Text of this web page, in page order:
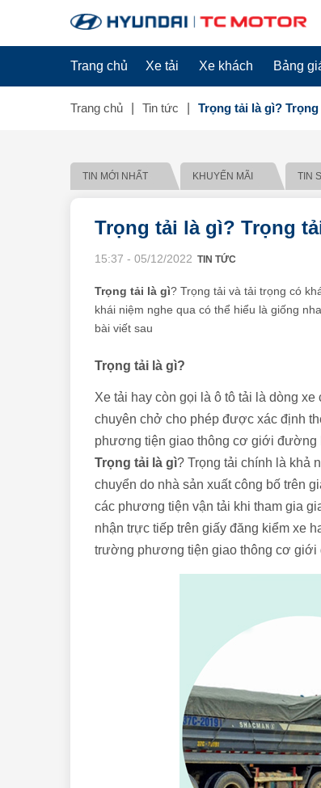
Trang chủ Xe tải Xe khách Bảng
Trang chủ Tin tức Trọng tải là gì?
TIN MỚI NHẤT KHUYẾN MÃI TIN
Trọng tải là gì? Trọng
15:37 - 05/12/2022 TIN TỨC
Trọng tải là gì? Trọng tải và tải trọng có
khái niệm nghe qua có thể hiểu là giống
bài viết sau
Trọng tải là gì?
Xe tải hay còn gọi là ô tô tải là dòng
chuyên chở cho phép được xác định
phương tiện giao thông cơ giới đường
Trọng tải là gì? Trọng tải chính là khả
chuyển do nhà sản xuất công bố trên
các phương tiện vận tải khi tham gia
nhận trực tiếp trên giấy đăng kiểm xe
trường phương tiện giao thông cơ